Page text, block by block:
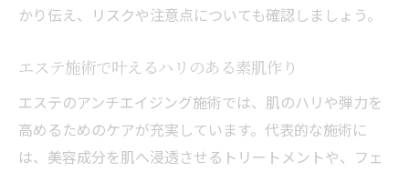
かり伝え、リスクや注意点についても確認しましょう。
エステ施術で叶えるハリのある素肌作り
エステのアンチエイジング施術では、肌のハリや弾力を
高めるためのケアが充実しています。代表的な施術に
は、美容成分を肌へ浸透させるトリートメントや、フェ